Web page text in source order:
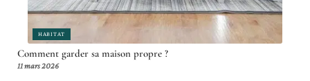
HABITAT
Comment garder sa maison propre ?
11 mars 2026